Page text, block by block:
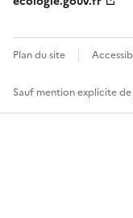
Plan du site
Sauf mention explicite